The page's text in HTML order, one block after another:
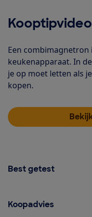
Kooptipvideo
Een combimagnetron
keukenapparaat. In
je op moet letten als
kopen.
Best getest
Koopadvies